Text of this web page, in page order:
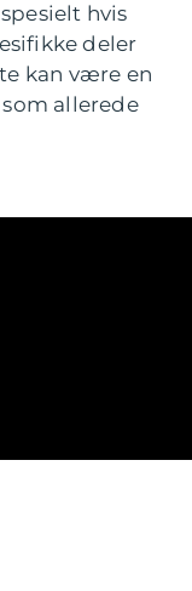
hvis
deler
kan være en
allerede